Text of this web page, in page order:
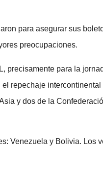
para asegurar sus
preocupaciones.
precisamente para la
repechaje
y dos de la
Venezuela y Bolivia. Los